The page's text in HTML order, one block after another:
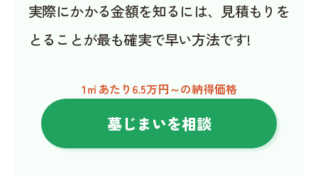
実際にかかる金額を知るには、見積もりを
とることが最も確実で早い方法です!
1㎡あたり6.5万円～の納得価格
墓じまいを相談